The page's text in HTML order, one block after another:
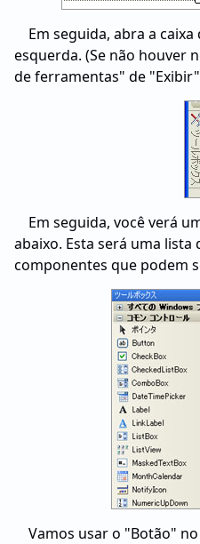
Em seguida, abra a
esquerda. (Se não houver
de ferramentas" de
Em seguida, você verá
abaixo. Esta será uma lista
componentes que podem
Vamos usar o "Botão"